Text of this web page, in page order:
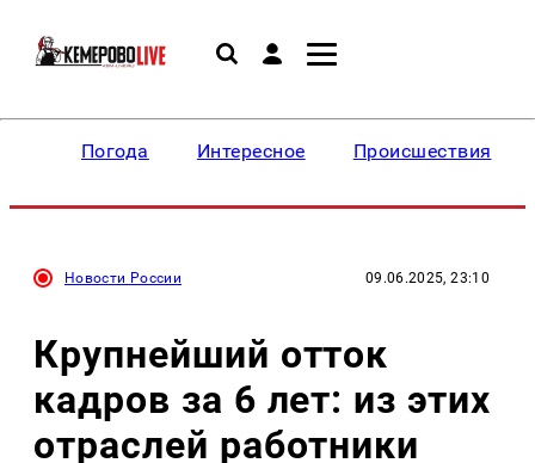
Погода Интересное Происшествия
Новости России 09.06.2025, 23:10
Крупнейший отток
кадров за 6 лет: из этих
отраслей работники